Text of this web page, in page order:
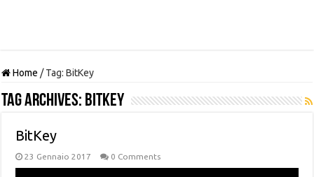
Home / Tag:BitKey
Tag Archives: BitKey
BitKey
23 Gennaio 2017 0 Comments